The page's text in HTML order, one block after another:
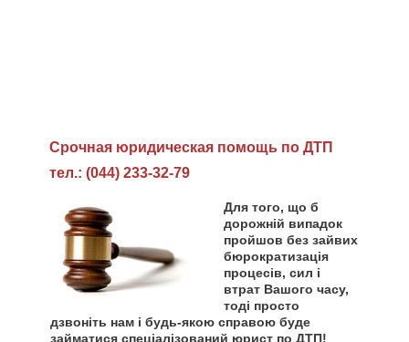
Cрочная юридическая помощь по ДТП
тел.: (044) 233-32-79
Для того, що б
дорожній випадок
пройшов без зайвих
бюрократизація
процесів, сил і
втрат Вашого часу,
тоді просто
дзвоніть нам і будь-якою справою буде
займатися спеціалізований юрист по ДТП!